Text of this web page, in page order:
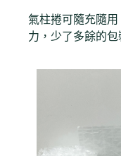
氣柱捲可隨充隨
力，少了多餘的